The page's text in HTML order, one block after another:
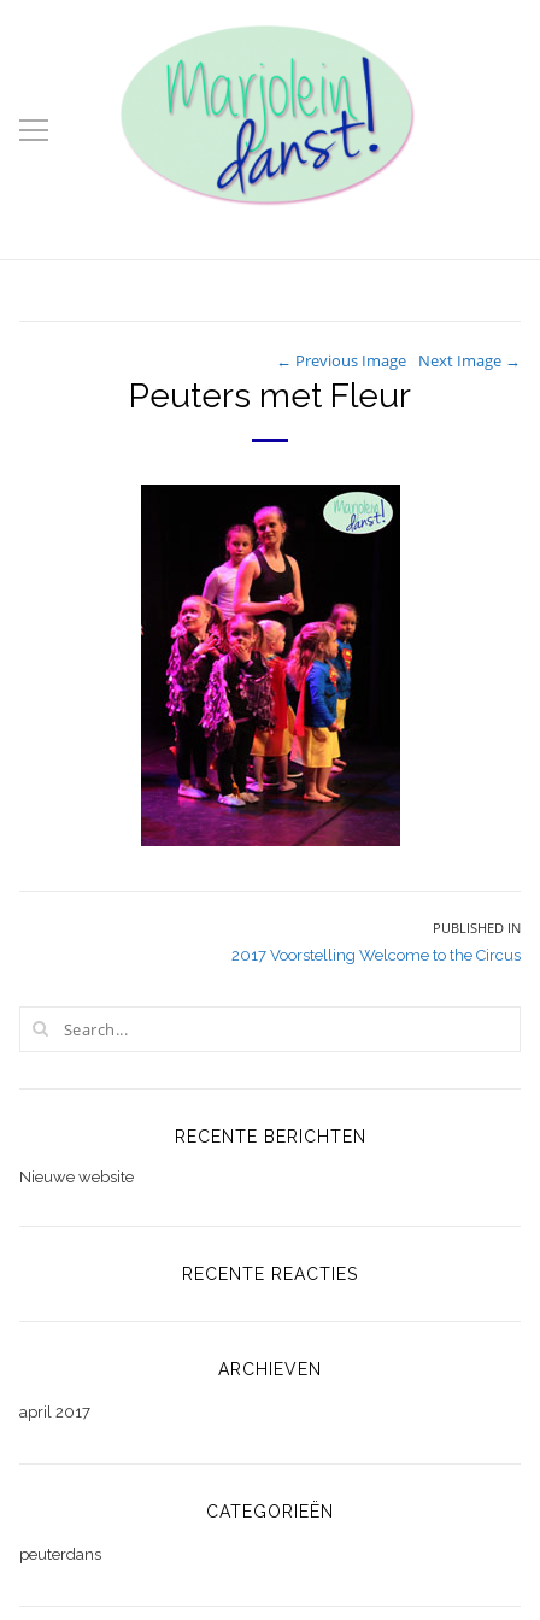
← Previous Image Next Image →
Peuters met Fleur
PUBLISHED IN
2017 Voorstelling Welcome to the Circus
RECENTE BERICHTEN
Nieuwe website
RECENTE REACTIES
ARCHIEVEN
april 2017
CATEGORIEËN
peuterdans